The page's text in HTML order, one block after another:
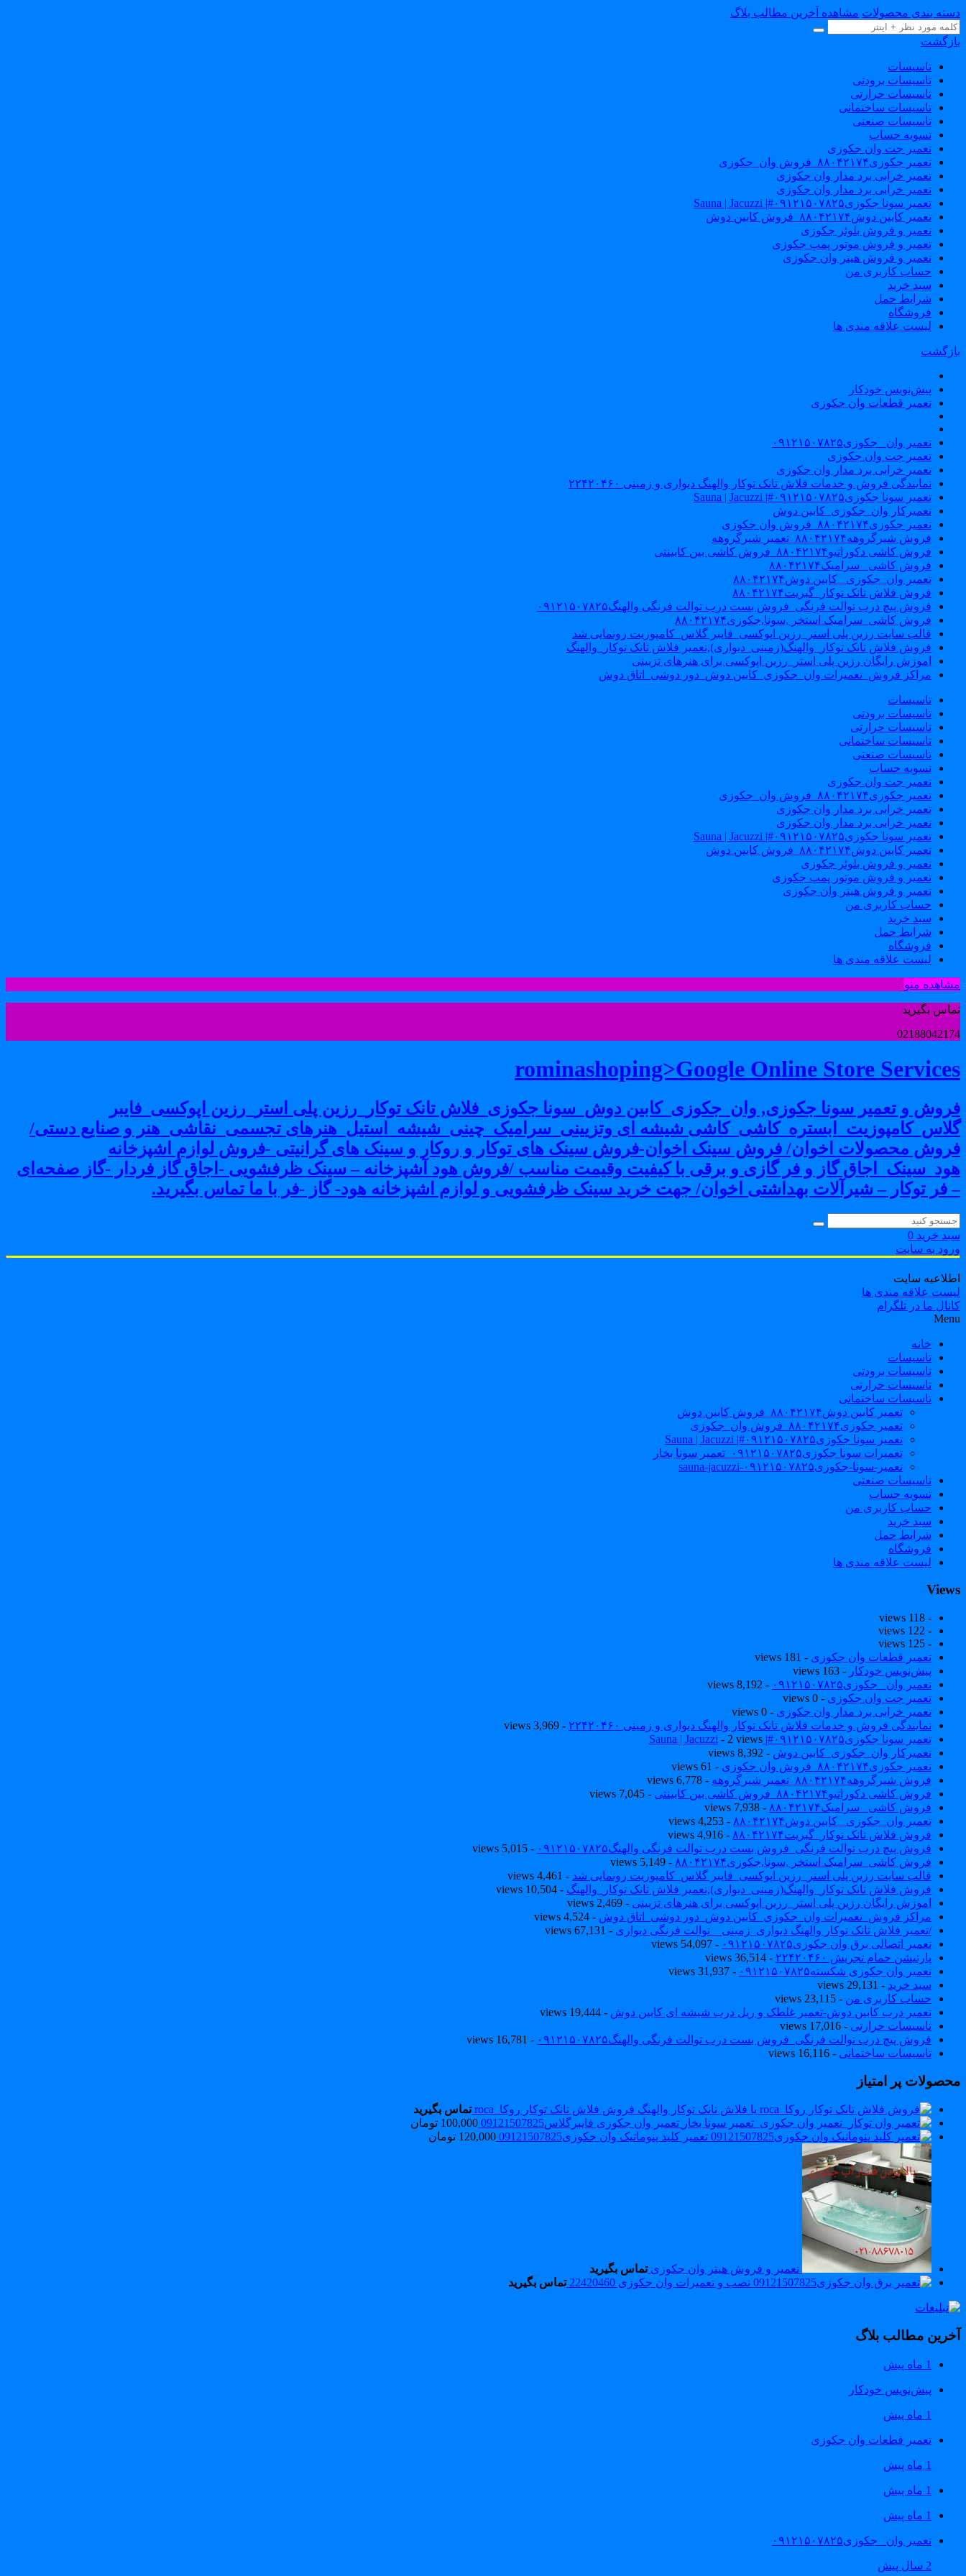
دسته بندی محصولات مشاهده آخرین مطالب بلاگ
بازگشت
تاسیسات
تاسیسات برودتی
تاسیسات حرارتی
تاسیسات ساختمانی
تاسیسات صنعتی
تسویه حساب
تعمیر جت وان جکوزی
تعمیر جکوزی۸۸۰۴۲۱۷۴_فروش وان_جکوزی
تعمیر خرابی برد مدار وان جکوزی
تعمیر خرابی برد مدار وان جکوزی
تعمیر سونا جکوزی۰۹۱۲۱۵۰۷۸۲۵#| Sauna | Jacuzzi
تعمیر کابین دوش۸۸۰۴۲۱۷۴_فروش کابین دوش
تعمیر و فروش بلوئر جکوزی
تعمیر و فروش موتور پمپ جکوزی
تعمیر و فروش هیتر وان جکوزی
حساب کاربری من
سبد خرید
شرایط حمل
فروشگاه
لیست علاقه مندی ها
بازگشت
پیش‌نویس خودکار
تعمیر قطعات وان جکوزی
تعمیر وان _جکوزی۰۹۱۲۱۵۰۷۸۲۵
تعمیر جت وان جکوزی
تعمیر خرابی برد مدار وان جکوزی
نمایندگی فروش و خدمات فلاش تانک توکار والهنگ دیواری و زمینی ۲۲۴۲۰۴۶۰
تعمیر سونا جکوزی۰۹۱۲۱۵۰۷۸۲۵#| Sauna | Jacuzzi
تعمیرکار وان_جکوزی_کابین دوش
تعمیر جکوزی۸۸۰۴۲۱۷۴_فروش وان جکوزی
فروش شیرگروهه۸۸۰۴۲۱۷۴_تعمیر شیرگروهه
فروش کاشی دکوراتیو۸۸۰۴۲۱۷۴_فروش کاشی بین کابینتی
فروش کاشی _سرامیک۸۸۰۴۲۱۷۴
تعمیر وان_جکوزی_ کابین دوش۸۸۰۴۲۱۷۴
فروش فلاش تانک توکار_گبریت۸۸۰۴۲۱۷۴
فروش پیچ درب توالت فرنگی_فروش بست درب توالت فرنگی والهنگ۰۹۱۲۱۵۰۷۸۲۵
فروش کاشی_سرامیک استخر ,سونا,جکوزی۸۸۰۴۲۱۷۴
قالب سایت رزین پلی استر_رزین اپوکسی_فایبر گلاس_کامپوزیت رونمایی شد
فروش فلاش تانک توکار_والهنگ(زمینی_دیواری),تعمیر فلاش تانک توکار_والهنگ
اموزش رایگان رزین پلی استر_رزین اپوکسی برای هنرهای تزیینی
مراکز فروش_تعمیرات وان_جکوزی_کابین دوش_دور دوشی_اتاق دوش
تاسیسات
تاسیسات برودتی
تاسیسات حرارتی
تاسیسات ساختمانی
تاسیسات صنعتی
تسویه حساب
تعمیر جت وان جکوزی
تعمیر جکوزی۸۸۰۴۲۱۷۴_فروش وان_جکوزی
تعمیر خرابی برد مدار وان جکوزی
تعمیر خرابی برد مدار وان جکوزی
تعمیر سونا جکوزی۰۹۱۲۱۵۰۷۸۲۵#| Sauna | Jacuzzi
تعمیر کابین دوش۸۸۰۴۲۱۷۴_فروش کابین دوش
تعمیر و فروش بلوئر جکوزی
تعمیر و فروش موتور پمپ جکوزی
تعمیر و فروش هیتر وان جکوزی
حساب کاربری من
سبد خرید
شرایط حمل
فروشگاه
لیست علاقه مندی ها
مشاهده منو
تماس بگیرید
02188042174
rominashoping>Google Online Store Services
فروش و تعمیر سونا جکوزی, وان_جکوزی_کابین دوش_سونا جکوزی_فلاش تانک توکار_رزین پلی استر_رزین اپوکسی_فایبر
گلاس_کامپوزیت_ابستره_کاشی_کاشی شیشه ای وتزیینی_سرامیک_چینی_شیشه_استیل_هنرهای تجسمی_نقاشی_هنر و صنایع دستی/
فروش محصولات اخوان/ فروش سینک اخوان-فروش سینک های توکار و روکار و سینک های گرانیتی -فروش لوازم اشپزخانه
هود_سینک_اجاق گاز و فر گازی و برقی با کیفیت وقیمت مناسب /فروش هود آشپزخانه – سینک ظرفشویی -اجاق گاز فردار -گاز صفحه‌ای
– فر توکار – شیرآلات بهداشتی اخوان/ جهت خرید سینک ظرفشویی و لوازم اشپزخانه هود- گاز -فر با ما تماس بگیرید.
سبد خرید 0
ورود به سایت
اطلاعیه سایت
لیست علاقه مندی ها
کانال ما در تلگرام
Menu
خانه
تاسیسات
تاسیسات برودتی
تاسیسات حرارتی
تاسیسات ساختمانی
تعمیر کابین دوش۸۸۰۴۲۱۷۴_فروش کابین دوش
تعمیر جکوزی۸۸۰۴۲۱۷۴_فروش وان_جکوزی
تعمیر سونا جکوزی۰۹۱۲۱۵۰۷۸۲۵#| Sauna | Jacuzzi
تعمیرات سونا جکوزی۰۹۱۲۱۵۰۷۸۲۵_تعمیر سونا بخار
تعمیر-سونا-جکوزی۰۹۱۲۱۵۰۷۸۲۵-sauna-jacuzzi
تاسیسات صنعتی
تسویه حساب
حساب کاربری من
سبد خرید
شرایط حمل
فروشگاه
لیست علاقه مندی ها
Views
- 118 views
- 122 views
- 125 views
تعمیر قطعات وان جکوزی - 181 views
پیش‌نویس خودکار - 163 views
تعمیر وان _جکوزی۰۹۱۲۱۵۰۷۸۲۵
- 8,192 views
تعمیر جت وان جکوزی - 0 views
تعمیر خرابی برد مدار وان جکوزی - 0 views
نمایندگی فروش و خدمات فلاش تانک توکار والهنگ دیواری و زمینی ۲۲۴۲۰۴۶۰
- 3,969 views
تعمیر سونا جکوزی۰۹۱۲۱۵۰۷۸۲۵#| Sauna | Jacuzzi
- 2 views
تعمیرکار وان_جکوزی_کابین دوش - 8,392 views
تعمیر جکوزی۸۸۰۴۲۱۷۴_فروش وان جکوزی
- 61 views
فروش شیرگروهه۸۸۰۴۲۱۷۴_تعمیر شیرگروهه
- 6,778 views
فروش کاشی دکوراتیو۸۸۰۴۲۱۷۴_فروش کاشی بین کابینتی
- 7,045 views
فروش کاشی _سرامیک۸۸۰۴۲۱۷۴
- 7,938 views
تعمیر وان_جکوزی_ کابین دوش۸۸۰۴۲۱۷۴
- 4,253 views
فروش فلاش تانک توکار_گبریت۸۸۰۴۲۱۷۴
- 4,916 views
فروش پیچ درب توالت فرنگی_فروش بست درب توالت فرنگی والهنگ۰۹۱۲۱۵۰۷۸۲۵
- 5,015 views
فروش کاشی_سرامیک استخر ,سونا,جکوزی۸۸۰۴۲۱۷۴
- 5,149 views
قالب سایت رزین پلی استر_رزین اپوکسی_فایبر گلاس_کامپوزیت رونمایی شد - 4,461 views
فروش فلاش تانک توکار_والهنگ(زمینی_دیواری),تعمیر فلاش تانک توکار_والهنگ - 10,504 views
اموزش رایگان رزین پلی استر_رزین اپوکسی برای هنرهای تزیینی - 2,469 views
مراکز فروش_تعمیرات وان_جکوزی_کابین دوش_دور دوشی_اتاق دوش - 4,524 views
/تعمیر فلاش تانک توکار والهنگ دیواری_زمینی _ توالت فرنگی دیواری - 67,131 views
تعمیر اتصالی برق وان جکوزی۰۹۱۲۱۵۰۷۸۲۵
- 54,097 views
پارتیشن حمام تجریش ۲۲۴۲۰۴۶۰
- 36,514 views
تعمیر وان جکوزی شکسته۰۹۱۲۱۵۰۷۸۲۵
- 31,937 views
سبد خرید - 29,131 views
حساب کاربری من - 23,115 views
تعمیر درب کابین دوش-تعمیر غلطک و ریل درب شیشه ای کابین دوش - 19,444 views
تاسیسات حرارتی - 17,016 views
فروش پیچ درب توالت فرنگی_فروش بست درب توالت فرنگی والهنگ۰۹۱۲۱۵۰۷۸۲۵
- 16,781 views
تاسیسات ساختمانی - 16,116 views
محصولات پر امتیاز
فروش فلاش تانک توکار روکا_roca
تماس بگیرید
تعمیر وان جکوزی فایبرگلاس09121507825
100,000 تومان
تعمیر کلید پنوماتیک وان جکوزی09121507825
120,000 تومان
تعمیر و فروش هیتر وان جکوزی تماس بگیرید
نصب و تعمیرات وان جکوزی 22420460
تماس بگیرید
آخرین مطالب بلاگ
1 ماه پیش
پیش‌نویس خودکار
1 ماه پیش
تعمیر قطعات وان جکوزی
1 ماه پیش
1 ماه پیش
1 ماه پیش
تعمیر وان _جکوزی۰۹۱۲۱۵۰۷۸۲۵
2 سال پیش